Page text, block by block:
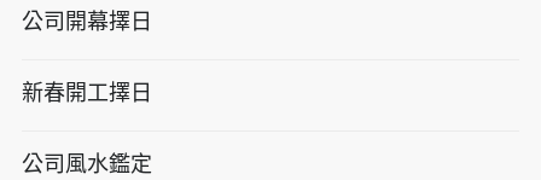
公司開幕擇日
新春開工擇日
公司風水鑑定